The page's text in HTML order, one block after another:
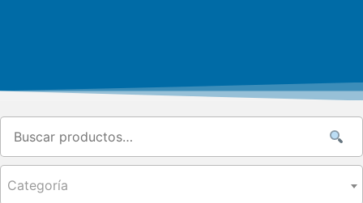
Categoría